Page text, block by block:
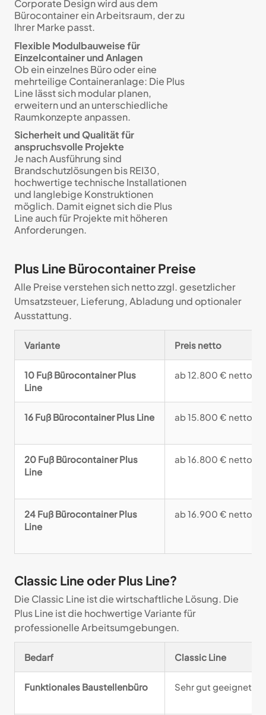
Corporate Design wird aus dem
Bürocontainer ein Arbeitsraum, der zu
Ihrer Marke passt.
Flexible Modulbauweise für
Einzelcontainer und Anlagen
Ob ein einzelnes Büro oder eine
mehrteilige Containeranlage: Die Plus
Line lässt sich modular planen,
erweitern und an unterschiedliche
Raumkonzepte anpassen.
Sicherheit und Qualität für
anspruchsvolle Projekte
Je nach Ausführung sind
Brandschutzlösungen bis REI30,
hochwertige technische Installationen
und langlebige Konstruktionen
möglich. Damit eignet sich die Plus
Line auch für Projekte mit höheren
Anforderungen.
Plus Line Bürocontainer Preise
Alle Preise verstehen sich netto zzgl. gesetzlicher
Umsatzsteuer, Lieferung, Abladung und optionaler
Ausstattung.
Variante Preis netto
10 Fuß Bürocontainer Plus
Line
ab 12.800 € netto
16 Fuß Bürocontainer Plus Line ab 15.800 € netto
20 Fuß Bürocontainer Plus
Line
ab 16.800 € netto
24 Fuß Bürocontainer Plus
Line
ab 16.900 € netto
Classic Line oder Plus Line?
Die Classic Line ist die wirtschaftliche Lösung. Die
Plus Line ist die hochwertige Variante für
professionelle Arbeitsumgebungen.
Bedarf Classic Line
Funktionales Baustellenbüro Sehr gut geeignet